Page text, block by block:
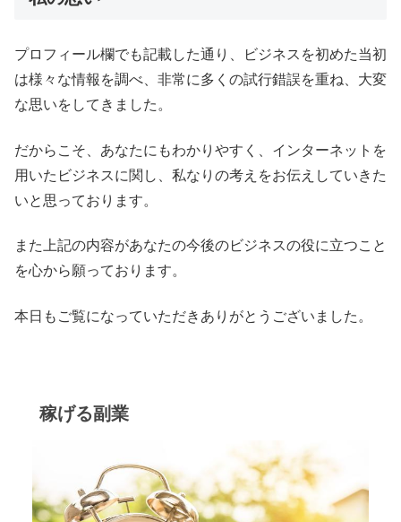
プロフィール欄でも記載した通り、ビジネスを初めた当初
は様々な情報を調べ、非常に多くの試行錯誤を重ね、大変
な思いをしてきました。
だからこそ、あなたにもわかりやすく、インターネットを
用いたビジネスに関し、私なりの考えをお伝えしていきた
いと思っております。
また上記の内容があなたの今後のビジネスの役に立つこと
を心から願っております。
本日もご覧になっていただきありがとうございました。
稼げる副業